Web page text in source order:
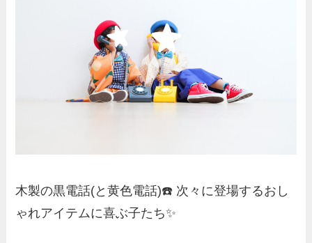
木製の黒電話(と黄色電話)☎️ 次々に登場するおし
ゃれアイテムに喜ぶ子たち✨